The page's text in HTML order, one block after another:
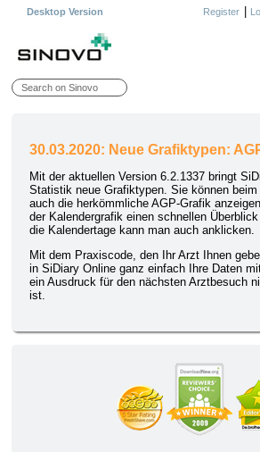
Desktop Version Register|
30.03.2020: Neue Grafiktypen:
Mit der aktuellen Version 6.2.1337 bringt
Statistik neue Grafiktypen. Sie können
auch die herkömmliche AGP-Grafik
der Kalendergrafik einen schnellen
die Kalendertage kann man auch anklicken.
Mit dem Praxiscode, den Ihr Arzt Ihnen
in SiDiary Online ganz einfach Ihre Daten
ein Ausdruck für den nächsten Arztbesuch
ist.